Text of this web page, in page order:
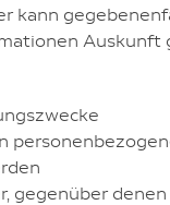
kann
Auskunft
gegenüber denen